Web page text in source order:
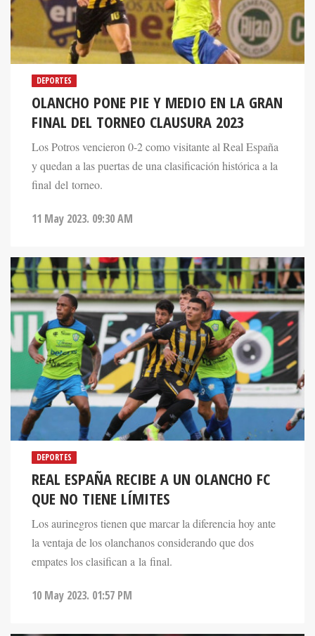
DEPORTES
OLANCHO PONE PIE Y MEDIO EN LA GRAN
FINAL DEL TORNEO CLAUSURA 2023
Los Potros vencieron 0-2 como visitante al Real España
y quedan a las puertas de una clasificación histórica a la
final del torneo.
11 May 2023. 09:30 AM
DEPORTES
REAL ESPAÑA RECIBE A UN OLANCHO FC
QUE NO TIENE LÍMITES
Los aurinegros tienen que marcar la diferencia hoy ante
la ventaja de los olanchanos considerando que dos
empates los clasifican a la final.
10 May 2023. 01:57 PM